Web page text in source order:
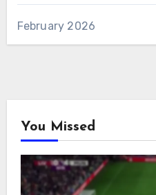
February 2026
You Missed